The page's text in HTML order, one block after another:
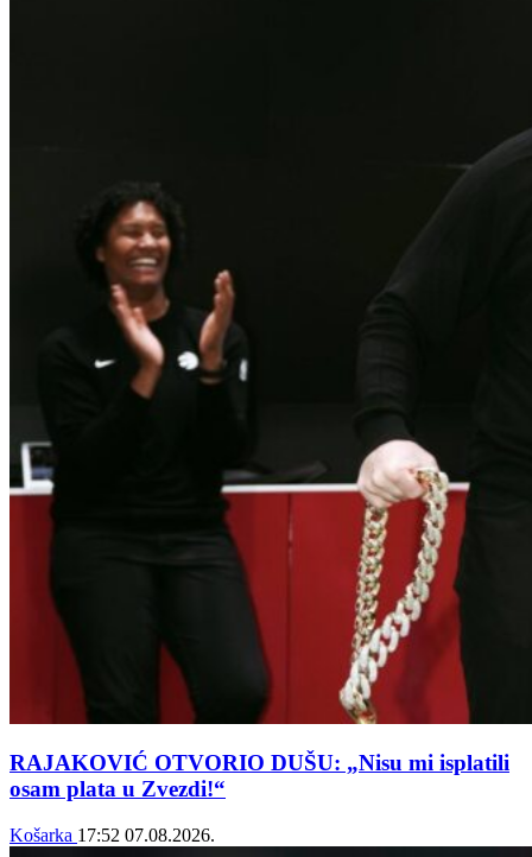
RAJAKOVIĆ OTVORIO DUŠU: „Nisu mi isplatili
osam plata u Zvezdi!“
Košarka 17:52 07.08.2026.